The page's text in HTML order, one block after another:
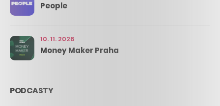
People
10. 11. 2026
Money Maker Praha
PODCASTY